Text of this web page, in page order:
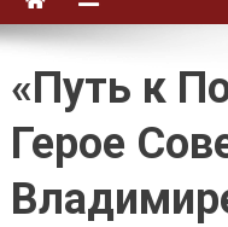
«Путь к
Герое